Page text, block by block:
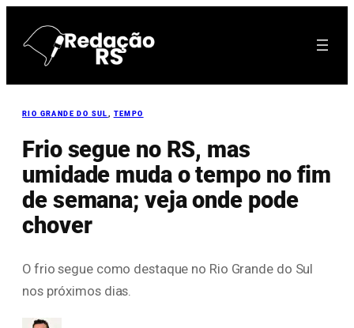
para
RIO GRANDE DO SUL , TEMPO
Frio segue no RS, mas
umidade muda o tempo no fim
de semana; veja onde pode
chover
O frio segue como destaque no Rio Grande do Sul
nos próximos dias.